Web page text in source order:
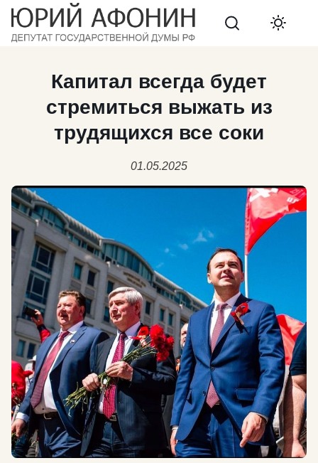
Search
Капитал всегда будет
стремиться выжать из
трудящихся все соки
01.05.2025